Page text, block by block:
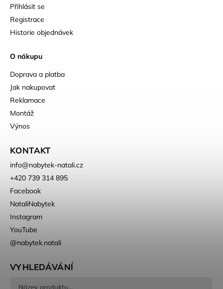
Přihlásit se
Registrace
Historie objednávek
O nákupu
Doprava a platba
Jak nakupovat
Reklamace
Montáž
Výnos
KONTAKT
info@nabytek-natali.cz
+420 739 314 895
Facebook
NataliNabytek
Instagram
YouTube
@nabytek.natali
VYHLEDÁVÁNÍ